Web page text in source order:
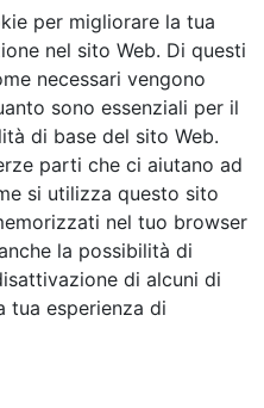
per migliorare la tua
nel sito Web. Di questi
necessari vengono
sono essenziali per il
di base del sito Web.
parti che ci aiutano ad
si utilizza questo sito
nel tuo browser
la possibilità di
di alcuni di
tua esperienza di